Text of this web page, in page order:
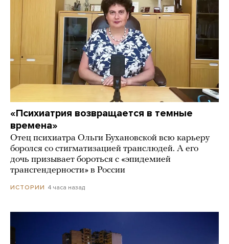
«Психиатрия возвращается в темные
времена»
Отец психиатра Ольги Бухановской всю карьеру
боролся со стигматизацией транслюдей. А его
дочь призывает бороться с «эпидемией
трансгендерности» в России
ИСТОРИИ 4 часа назад